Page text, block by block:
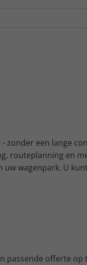
een lange
routeplanning en
wagenpark. U
passende offerte op